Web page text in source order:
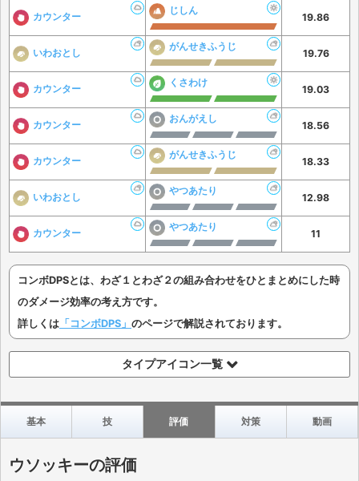
カウンター
じしん
19.86
いわおとし
がんせきふうじ
19.76
カウンター
くさわけ
19.03
カウンター
おんがえし
18.56
カウンター
がんせきふうじ
18.33
いわおとし
やつあたり
12.98
カウンター
やつあたり
11
コンボDPSとは、わざ１とわざ２の組み合わせをひとまとめにした時
のダメージ効率の考え方です。
詳しくは 「コンボDPS」 のページで解説されております。
タイプアイコン一覧
基本 技 評価 対策 動画
ウソッキーの評価